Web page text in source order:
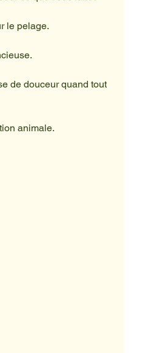
le pelage.
de douceur quand tout
animale.